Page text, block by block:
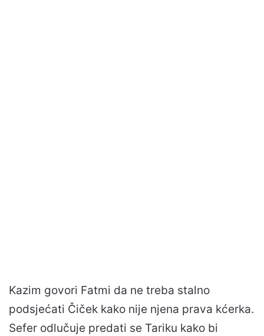
Kazim govori Fatmi da ne treba stalno
podsjećati Čiček kako nije njena prava kćerka.
Sefer odlučuje predati se Tariku kako bi